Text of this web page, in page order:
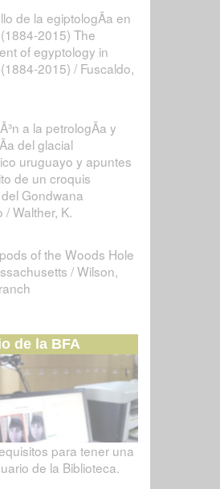
de la egiptologÃ­a en
2015) The
of egyptology in
2015) / Fuscaldo,
a la petrologÃ­a y
del glacial
uruguayo y apuntes
de un croquis
Gondwana
/ Walther, K.
of the Woods Hole
/ Wilson,
de la BFA
para tener una
de la Biblioteca.